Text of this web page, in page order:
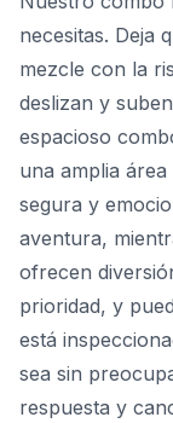
necesitas. Deja
mezcle con la
deslizan y
espacioso
una amplia
segura y
aventura,
ofrecen
prioridad, y
está
sea sin
respuesta y